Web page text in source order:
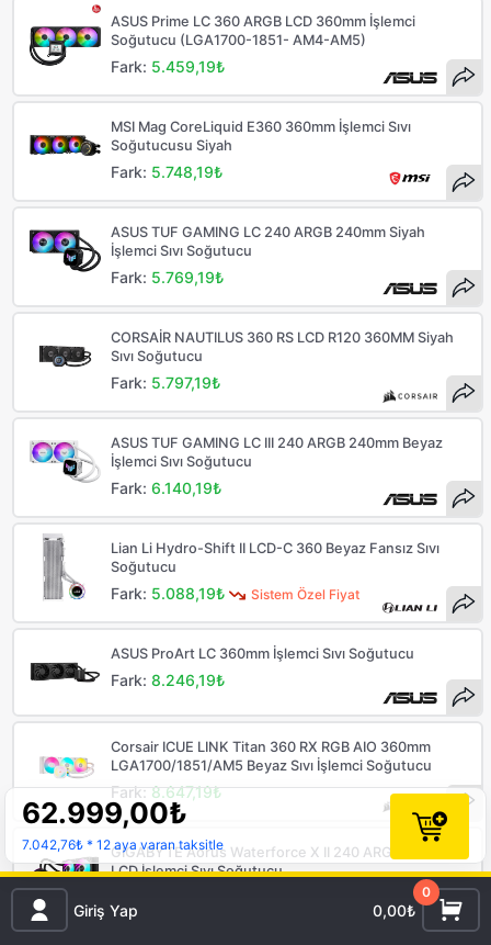
Giriş Yap 0,00₺
0
62.999,00₺
7.042,76₺* 12 aya varan taksitle
ASUS Prime LC 360 ARGB LCD 360mm İşlemci
Soğutucu (LGA1700-1851- AM4-AM5)
Fark: 5.459,19₺
MSI Mag CoreLiquid E360 360mm İşlemci Sıvı
Soğutucusu Siyah
Fark: 5.748,19₺
ASUS TUF GAMING LC 240 ARGB 240mm Siyah
İşlemci Sıvı Soğutucu
Fark: 5.769,19₺
CORSAİR NAUTILUS 360 RS LCD R120 360MM Siyah
Sıvı Soğutucu
Fark: 5.797,19₺
ASUS TUF GAMING LC III 240 ARGB 240mm Beyaz
İşlemci Sıvı Soğutucu
Fark:6.140,19₺
Sistem Özel Fiyat
Lian Li Hydro-Shift II LCD-C 360 Beyaz Fansız Sıvı
Soğutucu
Fark: 5.088,19₺
ASUS ProArt LC 360mm İşlemci Sıvı Soğutucu
Fark:8.246,19₺
Corsair ICUE LINK Titan 360 RX RGB AIO 360mm
LGA1700/1851/AM5 Beyaz Sıvı İşlemci Soğutucu
Fark:8.647,19₺
GIGABYTE Aorus Waterforce X II 240 ARGB 240mm
LCD İşlemci Sıvı Soğutucu